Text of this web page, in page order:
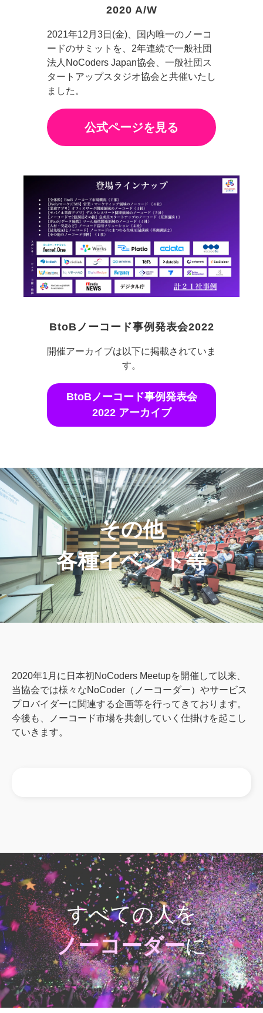
2020 A/W
2021年12月3日(金)、国内唯一のノーコ
ードのサミットを、2年連続で一般社団
法人NoCoders Japan協会、一般社団ス
タートアップスタジオ協会と共催いたし
ました。
公式ページを見る
BtoBノーコード事例発表会2022
開催アーカイブは以下に掲載されていま
す。
BtoBノーコード事例発表会
2022 アーカイブ
その他
各種イベント等
2020年1月に日本初NoCoders Meetupを開催して以来、
当協会では様々なNoCoder（ノーコーダー）やサービス
プロバイダーに関連する企画等を行ってきております。
今後も、ノーコード市場を共創していく仕掛けを起こし
ていきます。
すべての人を
ノーコーダーに